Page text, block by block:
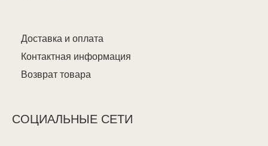
Доставка и оплата
Контактная информация
Возврат товара
СОЦИАЛЬНЫЕ СЕТИ